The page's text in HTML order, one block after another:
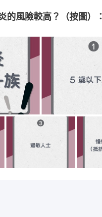
的風險較高？（按圖）：